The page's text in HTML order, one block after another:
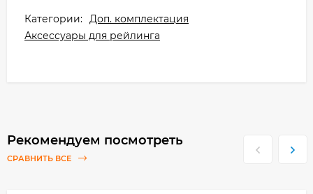
Категории: Доп. комплектация
Аксессуары для рейлинга
Рекомендуем посмотреть
СРАВНИТЬ ВСЕ